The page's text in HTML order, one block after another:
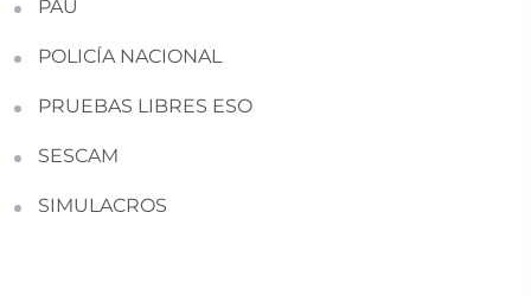
PAU
POLICÍA NACIONAL
PRUEBAS LIBRES ESO
SESCAM
SIMULACROS